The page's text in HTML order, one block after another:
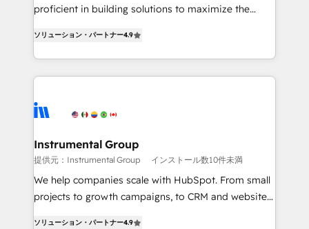
proficient in building solutions to maximize the
growing tech-enabler & facilitator, MakeWebBetter,
hands you the blend of HubSpot expertise &
eminent solutions & integrations. Trust us to
Elite Partners with 10+ years of HubSpot experience
Premier Partner 2023 🌟5 HubSpot Accreditations 🌟
Won HubSpot Theme Challenge 2021 🌟INBOUND’19
HubSpot Rising Star Why us? Harnessing the full
potential of the powerful HubSpot CRM. ✔️A team of
HubSpot experience ✔️Flexible pricing models —
ソリューション・パートナー4.9
Instrumental Group
提供元：Instrumental Group インストール数10件未満
We help companies scale with HubSpot. From small
projects to growth campaigns, to CRM and websites.
ソリューション・パートナー4.9